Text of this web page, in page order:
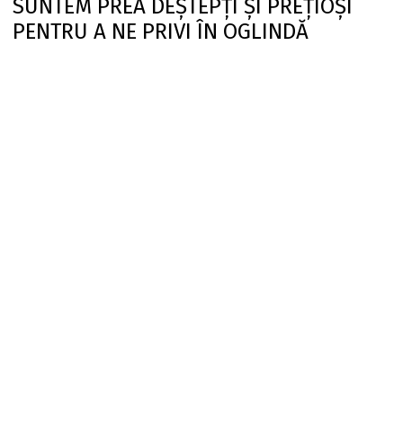
SUNTEM PREA DEȘTEPȚI ȘI PREȚIOȘI
PENTRU A NE PRIVI ÎN OGLINDĂ